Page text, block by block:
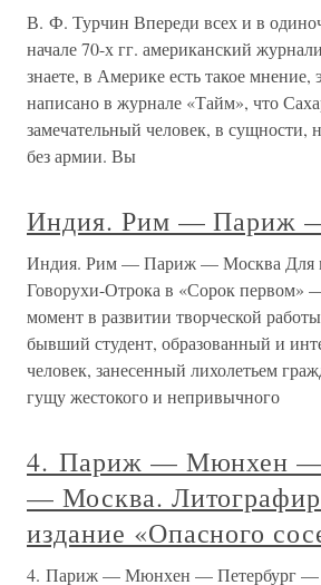
В. Ф. Турчин Впереди всех и в
начале 70-х гг. американский
знаете, в Америке есть такое мнение,
написано в журнале «Тайм», что
замечательный человек, в сущности,
без армии. Вы
Индия. Рим — Париж
Индия. Рим — Париж — Москва Для
Говорухи-Отрока в «Сорок первом»
момент в развитии творческой
бывший студент, образованный и
человек, занесенный лихолетьем
гущу жестокого и непривычного
4. Париж — Мюнхен —
— Москва.
издание «Опасного
4. Париж — Мюнхен — Петербург —